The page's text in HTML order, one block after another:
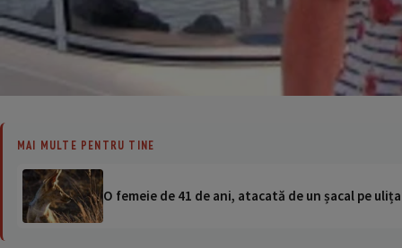
MAI MULTE PENTRU TINE
O femeie de 41 de ani, atacată de un șacal pe